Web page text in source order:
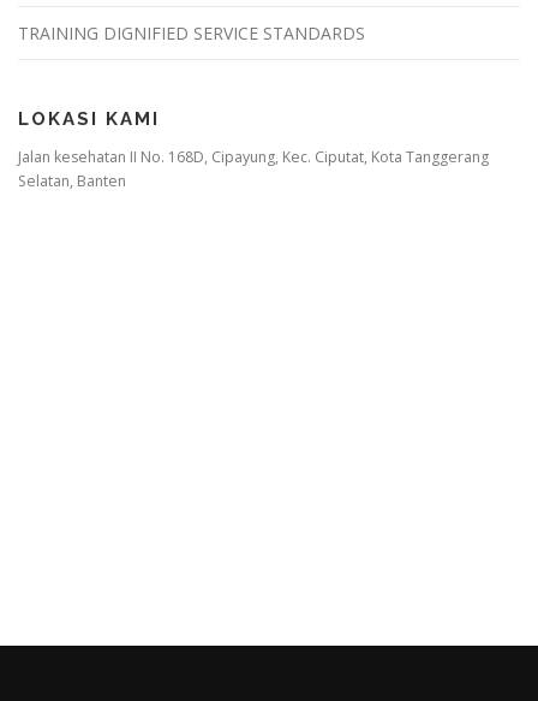
TRAINING DIGNIFIED SERVICE STANDARDS
LOKASI KAMI
Jalan kesehatan II No. 168D, Cipayung, Kec. Ciputat, Kota Tanggerang
Selatan, Banten